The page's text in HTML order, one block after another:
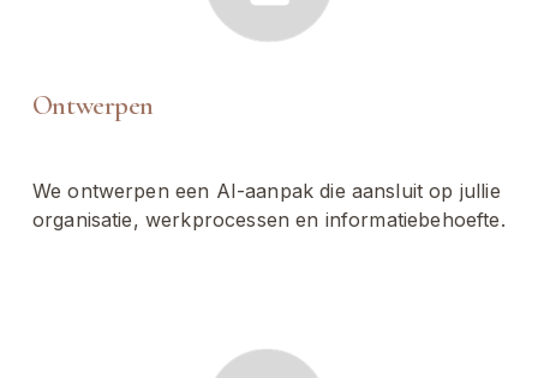
Ontwerpen
We ontwerpen een AI-aanpak die aansluit op jullie
organisatie, werkprocessen en informatiebehoefte.